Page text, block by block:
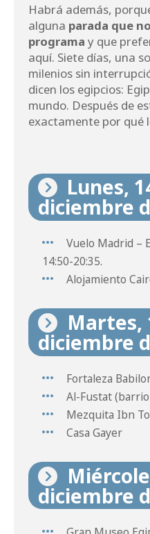
Habrá además,
alguna parada que
programa y que
aquí. Siete días, una
milenios sin
dicen los egipcios:
mundo. Después de
exactamente por qué
Lunes,
diciembre
Vuelo Madrid –
14:50-20:35.
Alojamiento
Martes,
diciembre
Fortaleza
Al-Fustat
Mezquita Ibn
Casa Gayer
diciembre